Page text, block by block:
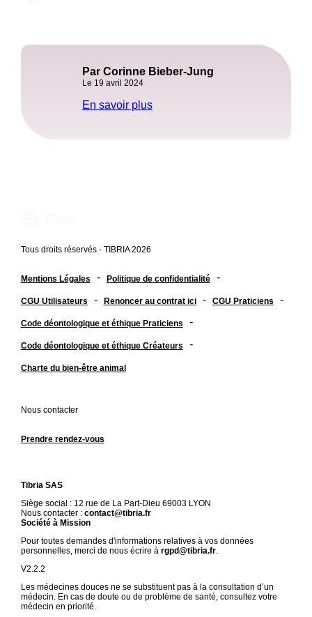
Par Corinne Bieber-Jung
Le 19 avril 2024
En savoir plus
Tous droits réservés - TIBRIA 2026
Mentions Légales - Politique de confidentialité -
CGU Utilisateurs - Renoncer au contrat ici - CGU Praticiens -
Code déontologique et éthique Praticiens -
Code déontologique et éthique Créateurs -
Charte du bien-être animal
Nous contacter
Prendre rendez-vous
Tibria SAS
Siège social : 12 rue de La Part-Dieu 69003 LYON
Nous contacter : contact@tibria.fr
Société à Mission
Pour toutes demandes d'informations relatives à vos données
personnelles, merci de nous écrire à rgpd@tibria.fr.
V2.2.2
Les médecines douces ne se substituent pas à la consultation d’un
médecin. En cas de doute ou de problème de santé, consultez votre
médecin en priorité.